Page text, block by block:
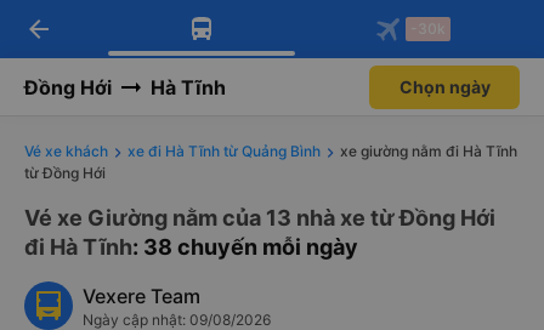
Tải app Vexere ngay!
Nhận ưu đãi thành viên độc
Mở app
Tải app Vexere
-30k/ghế khi đặt vé máy bay qua
Mở app
arrow_back -30k
Đồng Hới Hà Tĩnh Chọn ngày
Vé xe khách xe đi Hà Tĩnh từ Quảng Bình
xe giường nằm đi Hà Tĩnh
từ Đồng Hới
Vé xe Giường nằm của 13 nhà xe từ Đồng Hới
đi Hà Tĩnh: 38 chuyến mỗi ngày
Vexere Team
Ngày cập nhật: 09/08/2026